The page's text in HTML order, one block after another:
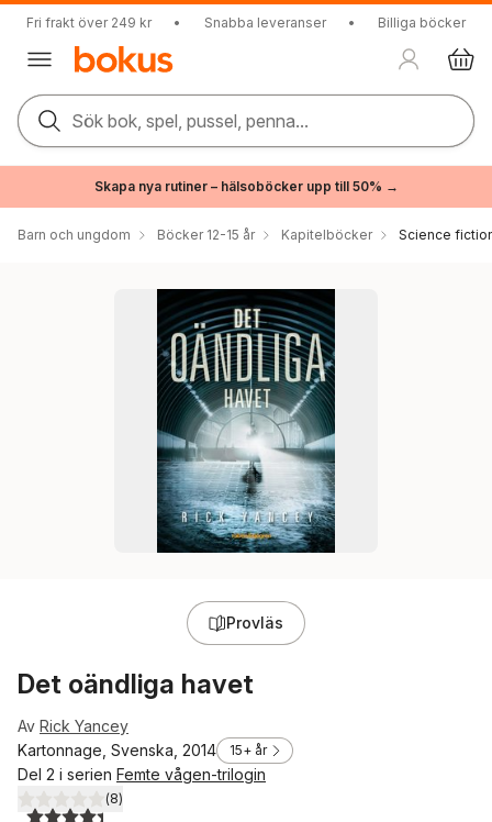
Fri frakt över 249 kr • Snabba leveranser • Billiga böcker
Sök bok, spel, pussel, penna...
Skapa nya rutiner – hälsoböcker upp till 50% →
Barn och ungdom Böcker 12-15 år Kapitelböcker Science
Provläs
Det oändliga havet
Av Rick Yancey
Kartonnage, Svenska, 2014
15+ år
Del 2 i serien Femte vågen-trilogin
4,4utav 5 stjärnor. Totalt antal röster:
(8)